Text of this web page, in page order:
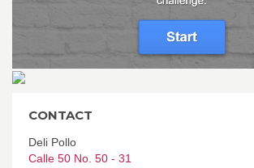
CONTACT
Deli Pollo
Calle 50 No. 50 - 31